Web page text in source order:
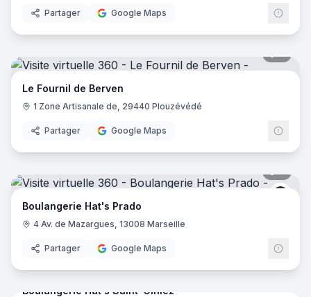
Partager Google Maps
Le Fournil de Berven
1 Zone Artisanale de, 29440 Plouzévédé
Partager Google Maps
Boulangerie Hat's Prado
4 Av. de Mazargues, 13008 Marseille
Partager Google Maps
12
Boulangerie Hat's Saint-Giniez